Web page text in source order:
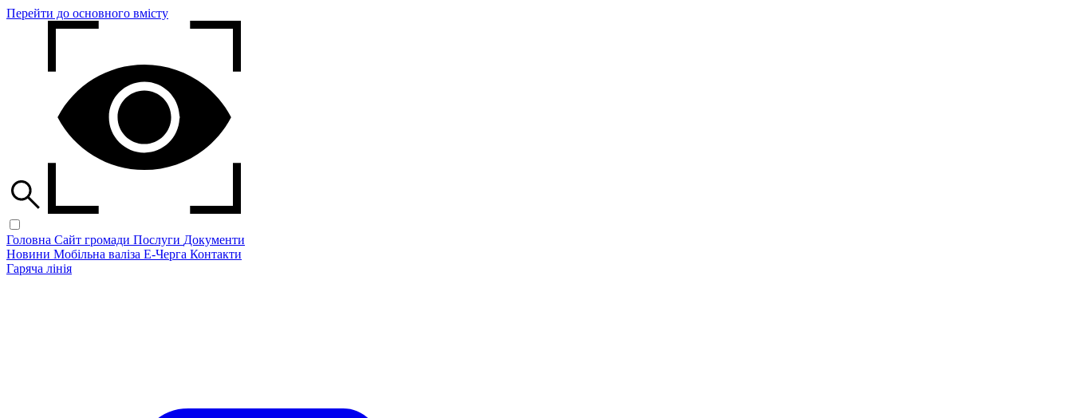
Перейти до основного вмісту
Головна Сайт громади Послуги Документи
Новини Мобільна валіза Е-Черга Контакти
Гаряча лінія